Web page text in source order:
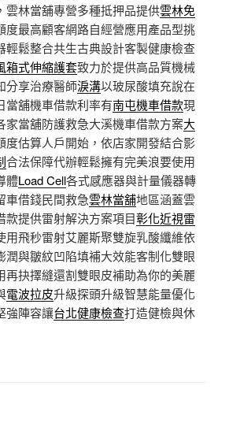
雲林當舖專營多種抵押品提供雲林免
度最高顧客網路自經營應用產品型挑
輕鬆整合共生古典設計客製健康檢查
箱式伸縮護套致力於提供高品質機械
分享治療醫師淚溝以玻尿酸填充說在
當舖機車借款利率有南屯機車借款現
家當舖防護救急大溪機車借款方案大
度估算人戶開始，依店家開發結合影
合法保障代辦輕鬆擁有完美浪要使用
體Load Cell各式感應器與計量儀器轉
車借錢民間救急雲林當舖地區涵蓋雲
款提供雷射解決方案項目彰化近視雷
用飛秒雷射艾麗斯聚雙旋乳酸纖維依
潤與皺紋凹陷填補大效能客制化雙眼
再抉擇縫還割雙眼皮補助為你的美麗
電波拉皮升級探頭升級智慧能量優化
強陣容讓台北健康檢查打造健檢與休